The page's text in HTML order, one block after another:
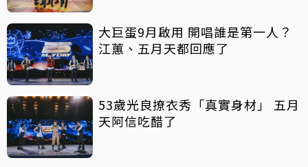
大巨蛋9月啟用 開唱誰是第一人？
江蕙、五月天都回應了
53歲光良撩衣秀「真實身材」 五月
天阿信吃醋了